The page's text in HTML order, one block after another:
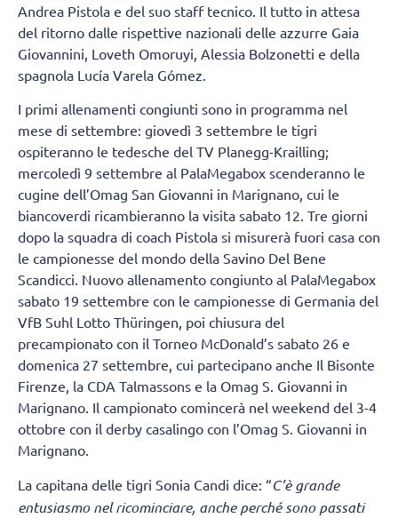
Andrea Pistola e del suo staff tecnico. Il tutto in attesa
del ritorno dalle rispettive nazionali delle azzurre Gaia
Giovannini, Loveth Omoruyi, Alessia Bolzonetti e della
spagnola Lucía Varela Gómez.
I primi allenamenti congiunti sono in programma nel
mese di settembre: giovedì 3 settembre le tigri
ospiteranno le tedesche del TV Planegg-Krailling;
mercoledì 9 settembre al PalaMegabox scenderanno le
cugine dell’Omag San Giovanni in Marignano, cui le
biancoverdi ricambieranno la visita sabato 12. Tre giorni
dopo la squadra di coach Pistola si misurerà fuori casa con
le campionesse del mondo della Savino Del Bene
Scandicci. Nuovo allenamento congiunto al PalaMegabox
sabato 19 settembre con le campionesse di Germania del
VfB Suhl Lotto Thüringen, poi chiusura del
precampionato con il Torneo McDonald’s sabato 26 e
domenica 27 settembre, cui partecipano anche Il Bisonte
Firenze, la CDA Talmassons e la Omag S. Giovanni in
Marignano. Il campionato comincerà nel weekend del 3-4
ottobre con il derby casalingo con l’Omag S. Giovanni in
Marignano.
La capitana delle tigri Sonia Candi dice: “C’è grande
entusiasmo nel ricominciare, anche perché sono passati